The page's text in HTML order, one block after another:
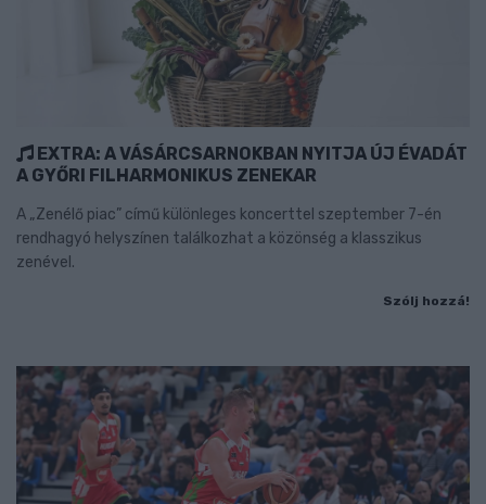
EXTRA: A VÁSÁRCSARNOKBAN NYITJA ÚJ ÉVADÁT
A GYŐRI FILHARMONIKUS ZENEKAR
A „Zenélő piac” című különleges koncerttel szeptember 7-én
rendhagyó helyszínen találkozhat a közönség a klasszikus
zenével.
Szólj hozzá!